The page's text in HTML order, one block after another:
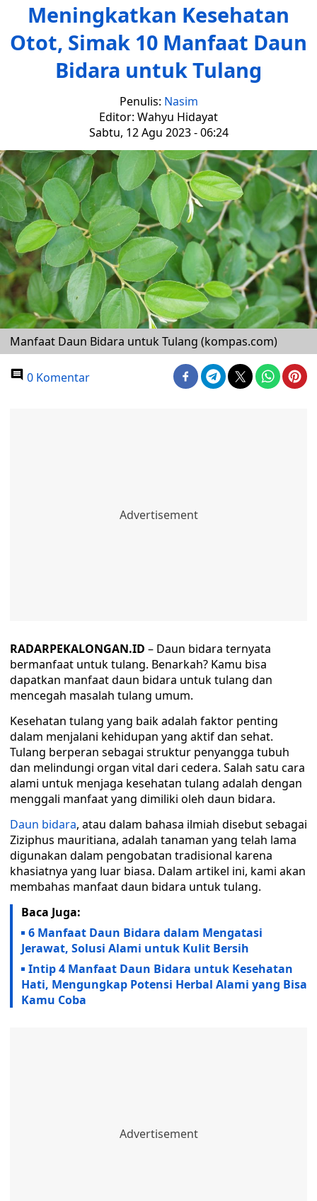
Meningkatkan Kesehatan
Otot, Simak 10 Manfaat Daun
Bidara untuk Tulang
Penulis: Nasim
Editor: Wahyu Hidayat
Sabtu, 12 Agu 2023 - 06:24
Manfaat Daun Bidara untuk Tulang (kompas.com)
0 Komentar
RADARPEKALONGAN.ID – Daun bidara ternyata
bermanfaat untuk tulang. Benarkah? Kamu bisa
dapatkan manfaat daun bidara untuk tulang dan
mencegah masalah tulang umum.
Kesehatan tulang yang baik adalah faktor penting
dalam menjalani kehidupan yang aktif dan sehat.
Tulang berperan sebagai struktur penyangga tubuh
dan melindungi organ vital dari cedera. Salah satu cara
alami untuk menjaga kesehatan tulang adalah dengan
menggali manfaat yang dimiliki oleh daun bidara.
Daun bidara, atau dalam bahasa ilmiah disebut sebagai
Ziziphus mauritiana, adalah tanaman yang telah lama
digunakan dalam pengobatan tradisional karena
khasiatnya yang luar biasa. Dalam artikel ini, kami akan
membahas manfaat daun bidara untuk tulang.
Baca Juga:
6 Manfaat Daun Bidara dalam Mengatasi
Jerawat, Solusi Alami untuk Kulit Bersih
Intip 4 Manfaat Daun Bidara untuk Kesehatan
Hati, Mengungkap Potensi Herbal Alami yang Bisa
Kamu Coba